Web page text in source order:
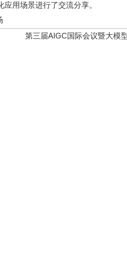
用场景进行了交流分享。